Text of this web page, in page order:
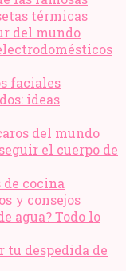
térmicas
del mundo
faciales
ideas
del mundo
el cuerpo de
de cocina
y consejos
agua? Todo lo
tu despedida de